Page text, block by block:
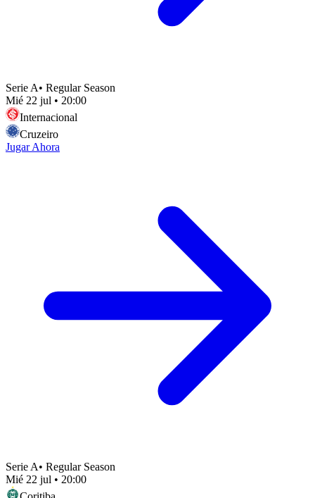
Serie A• Regular Season
Mié 22 jul • 20:00
Internacional
Cruzeiro
Jugar Ahora
Serie A• Regular Season
Mié 22 jul • 20:00